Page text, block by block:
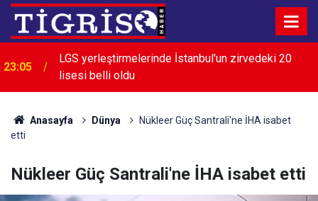
23:05
LGS yerleştirmelerinde İstanbul'un zirvedeki 20
lisesi belli oldu
Anasayfa Dünya
Nükleer Güç Santrali'ne İHA isabet
etti
Nükleer Güç Santrali'ne İHA isabet etti